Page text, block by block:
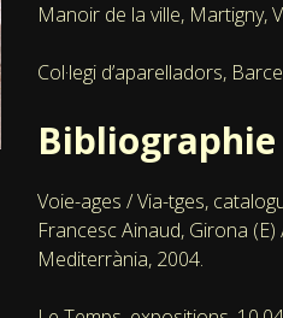
Manoir de la ville, Martigny,
Col·legi d’aparelladors,
Bibliographie
Voie-ages / Via-tges,
Francesc Ainaud, Girona
Mediterrània, 2004.